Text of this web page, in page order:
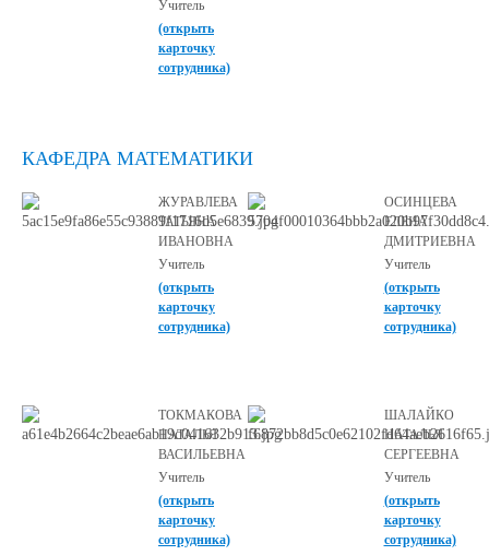
Учитель
(открыть
карточку
сотрудника)
КАФЕДРА МАТЕМАТИКИ
ЖУРАВЛЕВА
ТАТЬЯНА
ИВАНОВНА
Учитель
(открыть
карточку
сотрудника)
ОСИНЦЕВА
ЕЛЕНА
ДМИТРИЕВНА
Учитель
(открыть
карточку
сотрудника)
ТОКМАКОВА
НАТАЛЬЯ
ВАСИЛЬЕВНА
Учитель
(открыть
карточку
сотрудника)
ШАЛАЙКО
НАТАЛЬЯ
СЕРГЕЕВНА
Учитель
(открыть
карточку
сотрудника)